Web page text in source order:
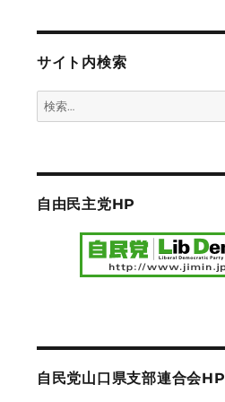
サイト内検索
検
索:
自由民主党HP
自民党山口県支部連合会HP